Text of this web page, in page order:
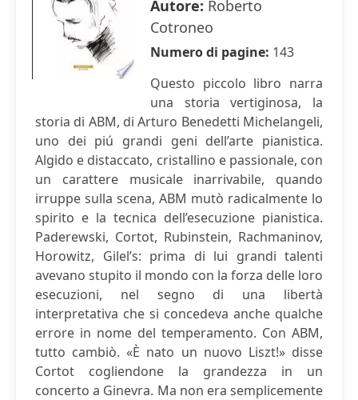
Autore: Roberto
Cotroneo
Numero di pagine: 143
Questo piccolo libro narra
una storia vertiginosa, la
storia di ABM, di Arturo Benedetti Michelangeli,
uno dei piú grandi geni dell’arte pianistica.
Algido e distaccato, cristallino e passionale, con
un carattere musicale inarrivabile, quando
irruppe sulla scena, ABM mutò radicalmente lo
spirito e la tecnica dell’esecuzione pianistica.
Paderewski, Cortot, Rubinstein, Rachmaninov,
Horowitz, Gilel’s: prima di lui grandi talenti
avevano stupito il mondo con la forza delle loro
esecuzioni, nel segno di una libertà
interpretativa che si concedeva anche qualche
errore in nome del temperamento. Con ABM,
tutto cambiò. «È nato un nuovo Liszt!» disse
Cortot cogliendone la grandezza in un
concerto a Ginevra. Ma non era semplicemente